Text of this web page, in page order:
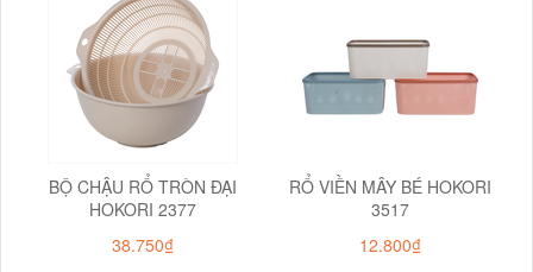
BỘ CHẬU RỔ TRÒN ĐẠI
HOKORI 2377
38.750₫
RỔ VIỀN MÂY BÉ HOKORI
3517
12.800₫